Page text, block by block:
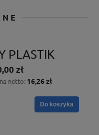
PLASTIK
zł
netto: 16,26 zł
Do koszyka